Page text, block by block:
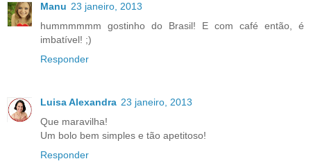
Manu 23 janeiro, 2013
hummmmmm gostinho do Brasil! E com café então, é
imbatível! ;)
Responder
Luisa Alexandra 23 janeiro, 2013
Que maravilha!
Um bolo bem simples e tão apetitoso!
Responder